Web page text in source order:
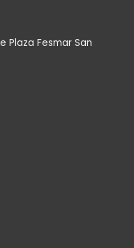
Plaza Fesmar San